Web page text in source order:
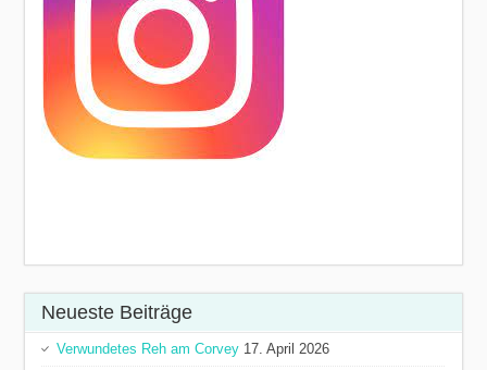
Neueste Beiträge
Verwundetes Reh am Corvey 17. April 2026